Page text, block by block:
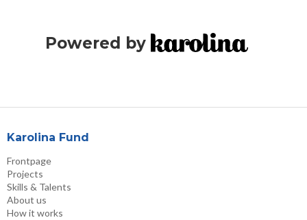
Powered by
Karolina Fund
Frontpage
Projects
Skills & Talents
About us
How it works